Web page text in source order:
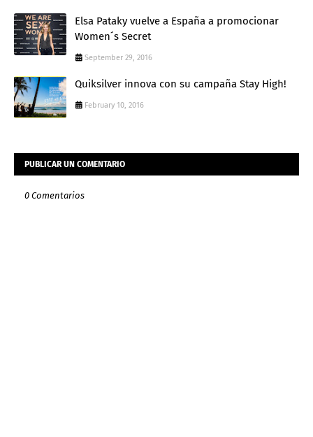
Elsa Pataky vuelve a España a promocionar
Women´s Secret
September 29, 2016
Quiksilver innova con su campaña Stay High!
February 10, 2016
PUBLICAR UN COMENTARIO
0 Comentarios